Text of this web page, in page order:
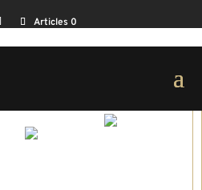
Articles 0